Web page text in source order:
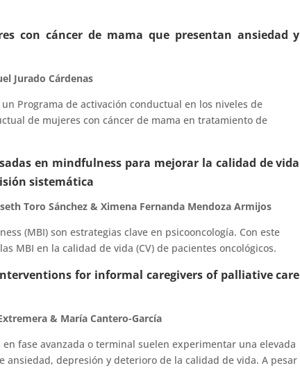
con cáncer de mama que presentan ansiedad y
Jurado Cárdenas
Programa de activación conductual en los niveles de
de mujeres con cáncer de mama en tratamiento de
en mindfulness para mejorar la calidad de vida
sistemática
Toro Sánchez & Ximena Fernanda Mendoza Armijos
(MBI) son estrategias clave en psicooncología. Con este
MBI en la calidad de vida (CV) de pacientes oncológicos.
for informal caregivers of palliative care
& María Cantero-García
fase avanzada o terminal suelen experimentar una elevada
ansiedad, depresión y deterioro de la calidad de vida. A pesar